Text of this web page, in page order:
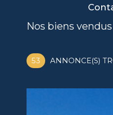
Nos biens vendus
53 ANNONCE(S)